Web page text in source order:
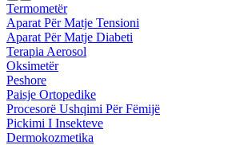
Termometër
Aparat Për Matje Tensioni
Aparat Për Matje Diabeti
Terapia Aerosol
Oksimetër
Peshore
Paisje Ortopedike
Procesorë Ushqimi Për Fëmijë
Pickimi I Insekteve
Dermokozmetika